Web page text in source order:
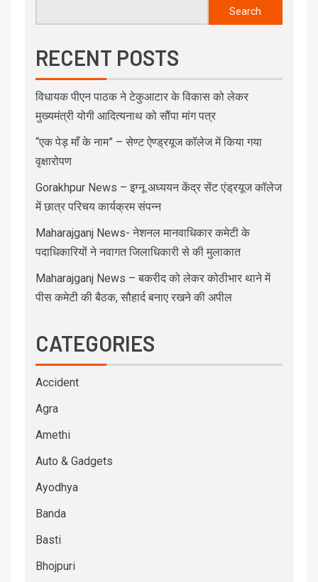
Search
RECENT POSTS
विधायक पीएन पाठक ने टेकुआटार के विकास को लेकर
मुख्यमंत्री योगी आदित्यनाथ को सौंपा मांग पत्र
“एक पेड़ माँ के नाम” – सेण्ट ऐण्ड्रयूज कॉलेज में किया गया
वृक्षारोपण
Gorakhpur News – इग्नू अध्ययन केंद्र सेंट एंड्रयूज कॉलेज
में छात्र परिचय कार्यक्रम संपन्न
Maharajganj News- नेशनल मानवाधिकार कमेटी के
पदाधिकारियों ने नवागत जिलाधिकारी से की मुलाकात
Maharajganj News – बकरीद को लेकर कोठीभार थाने में
पीस कमेटी की बैठक, सौहार्द बनाए रखने की अपील
CATEGORIES
Accident
Agra
Amethi
Auto & Gadgets
Ayodhya
Banda
Basti
Bhojpuri